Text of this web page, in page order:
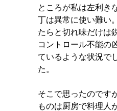
ところが私は左利き
丁は異常に使い難い
たらと切れ味だけは
コントロール不能の
ているような状況で
た。
そこで思ったのです
ものは厨房で料理人